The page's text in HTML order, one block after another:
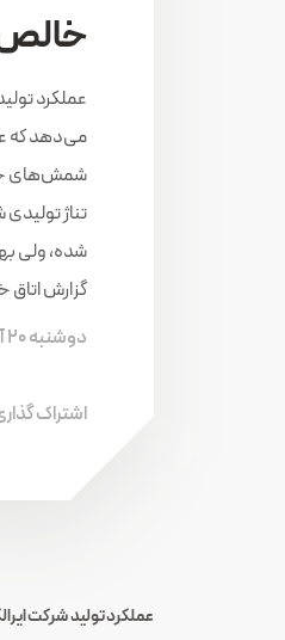
می‌دهد که
شمش‌های
تناژ
شده، ولی
گزارش اتاق
دوشنبه 20 آذر 1396
اشتراک